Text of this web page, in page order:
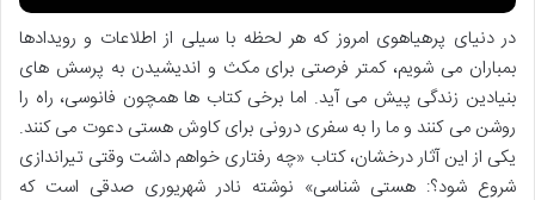
در دنیای پرهیاهوی امروز که هر لحظه با سیلی از اطلاعات و رویدادها
بمباران می شویم، کمتر فرصتی برای مکث و اندیشیدن به پرسش های
بنیادین زندگی پیش می آید. اما برخی کتاب ها همچون فانوسی، راه را
روشن می کنند و ما را به سفری درونی برای کاوش هستی دعوت می کنند.
یکی از این آثار درخشان، کتاب «چه رفتاری خواهم داشت وقتی تیراندازی
شروع شود؟: هستی شناسی» نوشته نادر شهریوری صدقی است که